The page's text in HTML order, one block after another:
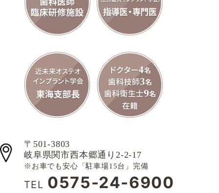
〒501-3803
岐阜県関市西本郷通り2-2-17
※お車でも安心「駐車場15台」完備
TEL 0575-24-6900